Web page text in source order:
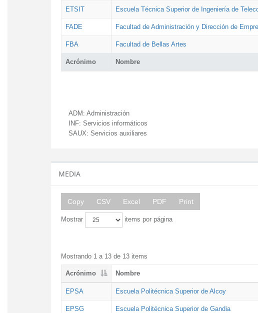
Acrónimo Nombre
ETSIT Escuela Técnica Superior de Ingeniería de
FADE Facultad de Administración y Dirección de
FBA Facultad de Bellas Artes
ADM: Administración
INF: Servicios informáticos
SAUX: Servicios auxiliares
MEDIA
Copy CSV Excel PDF Print
Mostrar items por página
Mostrando 1 a 13 de 13 items
Acrónimo Nombre
EPSA Escuela Politécnica Superior de Alcoy
EPSG Escuela Politécnica Superior de Gandia